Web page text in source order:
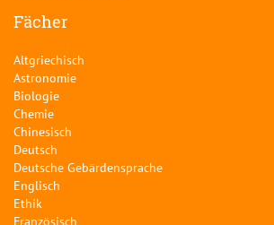
Fächer
Altgriechisch
Astronomie
Biologie
Chemie
Chinesisch
Deutsch
Deutsche Gebärdensprache
Englisch
Ethik
Französisch